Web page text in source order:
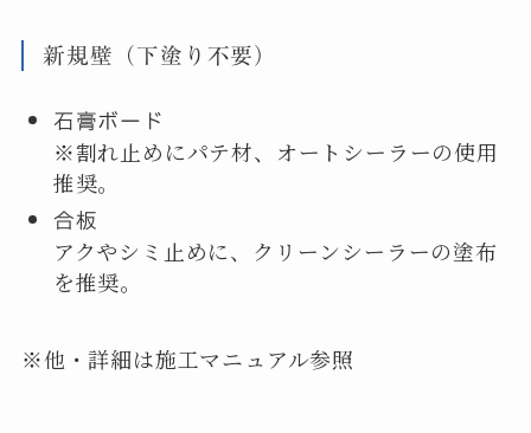
新規壁（下塗り不要）
石膏ボード
※割れ止めにパテ材、オートシーラーの使用
推奨。
合板
アクやシミ止めに、クリーンシーラーの塗布
を推奨。
※他・詳細は施工マニュアル参照